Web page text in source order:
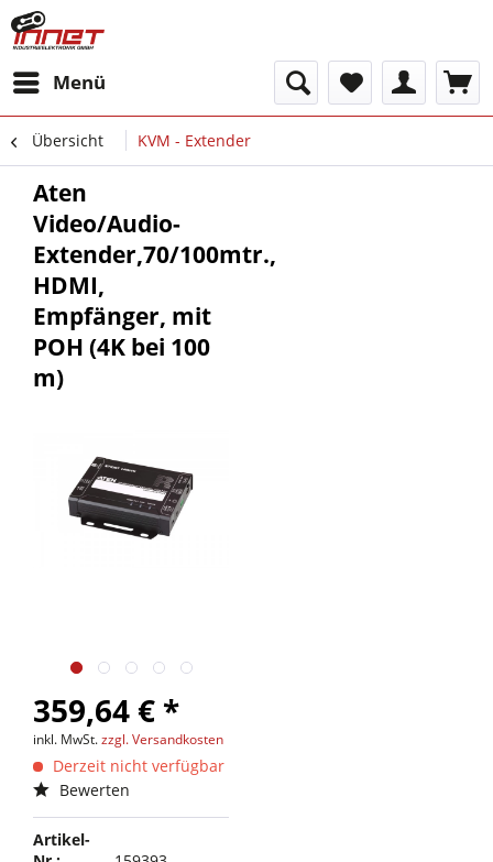
Menü
Übersicht KVM - Extender
Aten
Video/Audio-
Extender,70/100mtr.,
HDMI,
Empfänger, mit
POH (4K bei 100
m)
359,64 € *
inkl. MwSt.zzgl. Versandkosten
Derzeit nicht verfügbar
Bewerten
Artikel-